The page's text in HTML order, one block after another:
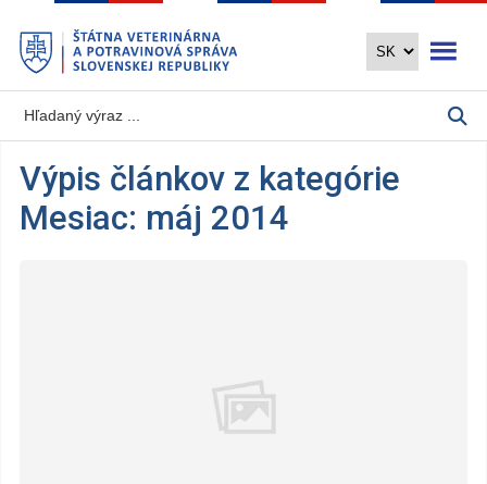
hlavný
obsah
Výpis článkov z kategórie
Mesiac: máj 2014